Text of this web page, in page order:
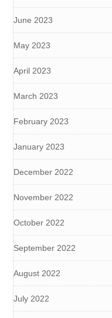
June 2023
May 2023
April 2023
March 2023
February 2023
January 2023
December 2022
November 2022
October 2022
September 2022
August 2022
July 2022